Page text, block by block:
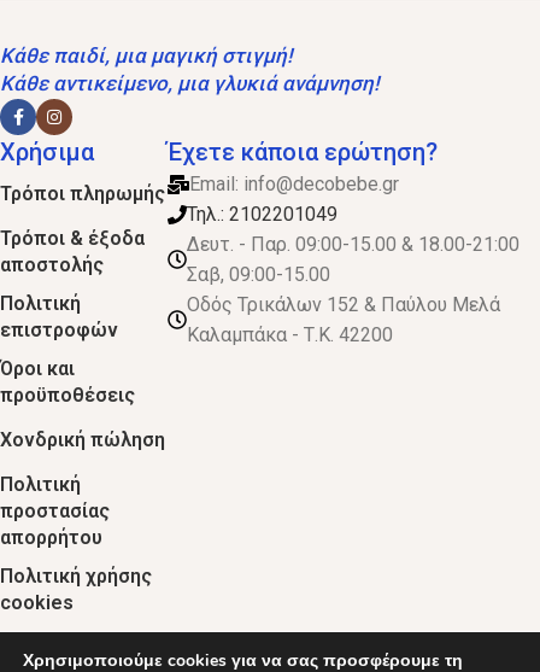
Κάθε παιδί, μια μαγική στιγμή!
Κάθε αντικείμενο, μια γλυκιά ανάμνηση!
Χρήσιμα
Τρόποι πληρωμής
Τρόποι & έξοδα
αποστολής
Πολιτική
επιστροφών
Όροι και
προϋποθέσεις
Χονδρική πώληση
Πολιτική
προστασίας
απορρήτου
Πολιτική χρήσης
cookies
Έχετε κάποια ερώτηση?
Email: info@decobebe.gr
Τηλ.: 2102201049
Δευτ. - Παρ. 09:00-15.00 & 18.00-21:00
Σαβ, 09:00-15.00
Οδός Τρικάλων 152 & Παύλου Μελά
Καλαμπάκα - Τ.Κ. 42200
Χρησιμοποιούμε cookies για να σας προσφέρουμε τη